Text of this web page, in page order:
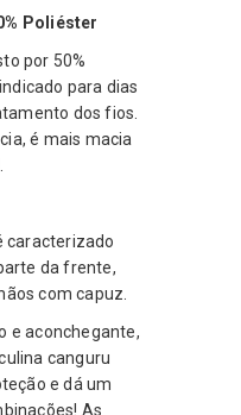
Poliéster
por 50%
para dias
dos fios.
é mais macia
caracterizado
da frente,
com capuz.
e aconchegante,
canguru
e dá um
As